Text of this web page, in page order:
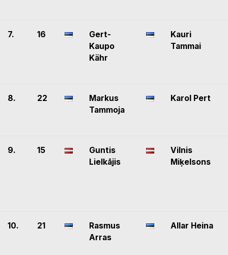
7. 16
Gert-
Kaupo
Kähr
Kauri
Tammai
8. 22
Markus
Tammoja
Karol Pert
9. 15
Guntis
Lielkājis
Vilnis
Miķelsons
10. 21
Rasmus
Arras
Allar Heina